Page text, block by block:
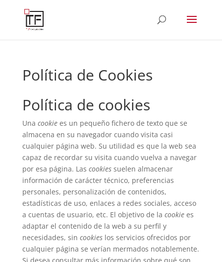
Política de Cookies
Política de cookies
Una cookiees un pequeño fichero de texto que se
almacena en su navegador cuando visita casi
cualquier página web. Su utilidad es que la web sea
capaz de recordar su visita cuando vuelva a navegar
por esa página. Las cookiessuelen almacenar
información de carácter técnico, preferencias
personales, personalización de contenidos,
estadísticas de uso, enlaces a redes sociales, acceso
a cuentas de usuario, etc. El objetivo de la cookiees
adaptar el contenido de la web a su perfil y
necesidades, sin cookieslos servicios ofrecidos por
cualquier página se verían mermados notablemente.